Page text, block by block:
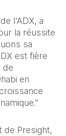
l'ADX, a
la réussite
sa
est fière
de
en
de Presight,